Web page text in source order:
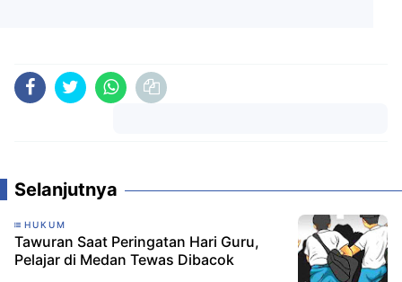
Selanjutnya
HUKUM
Tawuran Saat Peringatan Hari Guru,
Pelajar di Medan Tewas Dibacok